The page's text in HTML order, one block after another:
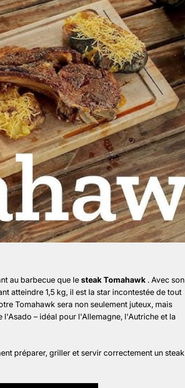
au barbecue que lesteak Tomahawk . Avec son
atteindre 1,5 kg, il est la star incontestée de tout
Tomahawk sera non seulement juteux, mais
– idéal pour l'Allemagne, l'Autriche et la
préparer, griller et servir correctement un steak